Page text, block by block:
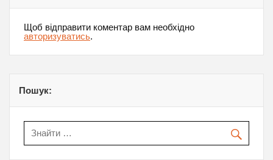
Щоб відправити коментар вам необхідно
авторизуватись.
Пошук: